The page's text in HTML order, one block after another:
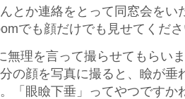
とか連絡をとって同窓会をい
でも顔だけでも見せてくだ
無理を言って撮らせてもらい
の顔を写真に撮ると、瞼が垂
「眼瞼下垂」ってやつですか